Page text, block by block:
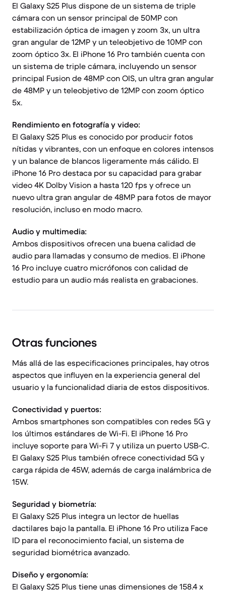
El Galaxy S25 Plus dispone de un sistema de triple
cámara con un sensor principal de 50MP con
estabilización óptica de imagen y zoom 3x, un ultra
gran angular de 12MP y un teleobjetivo de 10MP con
zoom óptico 3x. El iPhone 16 Pro también cuenta con
un sistema de triple cámara, incluyendo un sensor
principal Fusion de 48MP con OIS, un ultra gran angular
de 48MP y un teleobjetivo de 12MP con zoom óptico
5x.
Rendimiento en fotografía y video:
El Galaxy S25 Plus es conocido por producir fotos
nítidas y vibrantes, con un enfoque en colores intensos
y un balance de blancos ligeramente más cálido. El
iPhone 16 Pro destaca por su capacidad para grabar
video 4K Dolby Vision a hasta 120 fps y ofrece un
nuevo ultra gran angular de 48MP para fotos de mayor
resolución, incluso en modo macro.
Audio y multimedia:
Ambos dispositivos ofrecen una buena calidad de
audio para llamadas y consumo de medios. El iPhone
16 Pro incluye cuatro micrófonos con calidad de
estudio para un audio más realista en grabaciones.
Otras funciones
Más allá de las especificaciones principales, hay otros
aspectos que influyen en la experiencia general del
usuario y la funcionalidad diaria de estos dispositivos.
Conectividad y puertos:
Ambos smartphones son compatibles con redes 5G y
los últimos estándares de Wi-Fi. El iPhone 16 Pro
incluye soporte para Wi-Fi 7 y utiliza un puerto USB-C.
El Galaxy S25 Plus también ofrece conectividad 5G y
carga rápida de 45W, además de carga inalámbrica de
15W.
Seguridad y biometría:
El Galaxy S25 Plus integra un lector de huellas
dactilares bajo la pantalla. El iPhone 16 Pro utiliza Face
ID para el reconocimiento facial, un sistema de
seguridad biométrica avanzado.
Diseño y ergonomía:
El Galaxy S25 Plus tiene unas dimensiones de 158.4 x